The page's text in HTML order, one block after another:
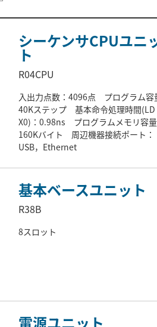
シーケンサCPUユニ
ト
R04CPU
入出力点数：4096点 プログラム容
40Kステップ 基本命令処理時間(LD
X0)：0.98ns プログラムメモリ容量
160Kバイト 周辺機器接続ポート：
USB，Ethernet
基本ベースユニット
R38B
8スロット
電源ユニット